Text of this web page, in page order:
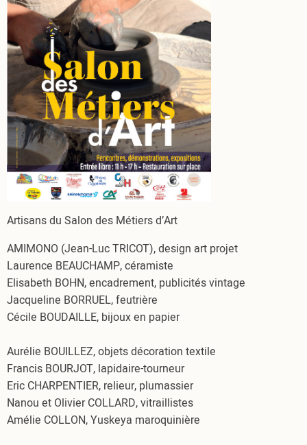
Artisans du Salon des Métiers d’Art
AMIMONO (Jean-Luc TRICOT), design art projet
Laurence BEAUCHAMP, céramiste
Elisabeth BOHN, encadrement, publicités vintage
Jacqueline BORRUEL, feutrière
Cécile BOUDAILLE, bijoux en papier
Aurélie BOUILLEZ, objets décoration textile
Francis BOURJOT, lapidaire-tourneur
Eric CHARPENTIER, relieur, plumassier
Nanou et Olivier COLLARD, vitraillistes
Amélie COLLON, Yuskeya maroquinière